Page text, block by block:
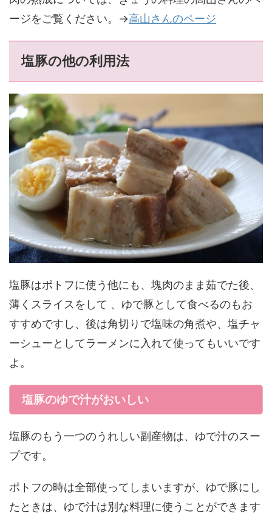
ージをご覧ください。→高山さんのページ
塩豚の他の利用法
塩豚はポトフに使う他にも、塊肉のまま茹でた後、
薄くスライスをして 、ゆで豚として食べるのもお
すすめですし、後は角切りで塩味の角煮や、塩チャ
ーシューとしてラーメンに入れて使ってもいいです
よ。
塩豚のゆで汁がおいしい
塩豚のもう一つのうれしい副産物は、ゆで汁のスー
プです。
ポトフの時は全部使ってしまいますが、ゆで豚にし
たときは、ゆで汁は別な料理に使うことができます